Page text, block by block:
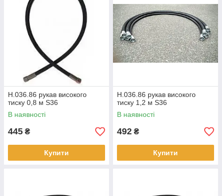
Н.036.86 рукав високого
тиску 0,8 м S36
В наявності
445 ₴
Купити
Н.036.86 рукав високого
тиску 1,2 м S36
В наявності
492 ₴
Купити